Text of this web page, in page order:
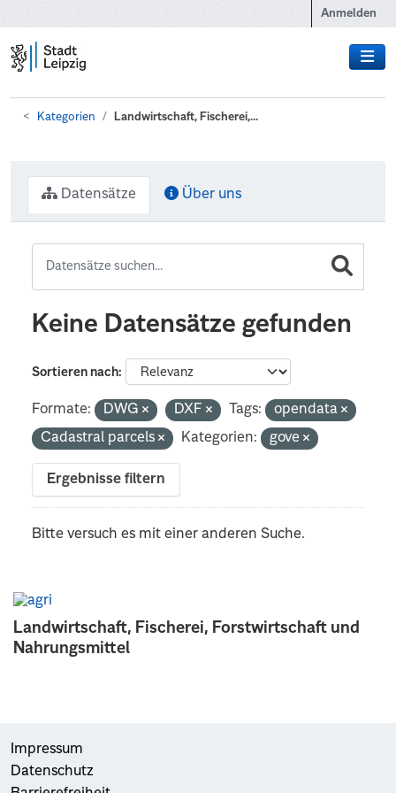
Anmelden
Kategorien Landwirtschaft, Fischerei,...
Landwirtschaft, Fischerei, Forstwirtschaft und
Nahrungsmittel
Datensätze Über uns
Keine Datensätze gefunden
Sortieren nach
Formate: DWG DXF Tags:
opendata
Cadastral parcels
Kategorien: gove
Ergebnisse filtern
Bitte versuch es mit einer anderen Suche.
Impressum
Datenschutz